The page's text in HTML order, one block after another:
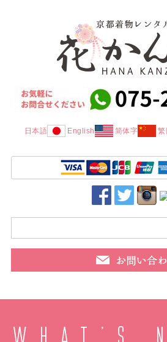
日本語 English 简体字 繁